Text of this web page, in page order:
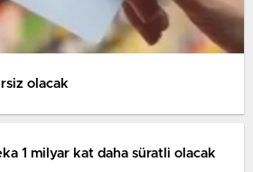
olacak
1 milyar kat daha süratli olacak